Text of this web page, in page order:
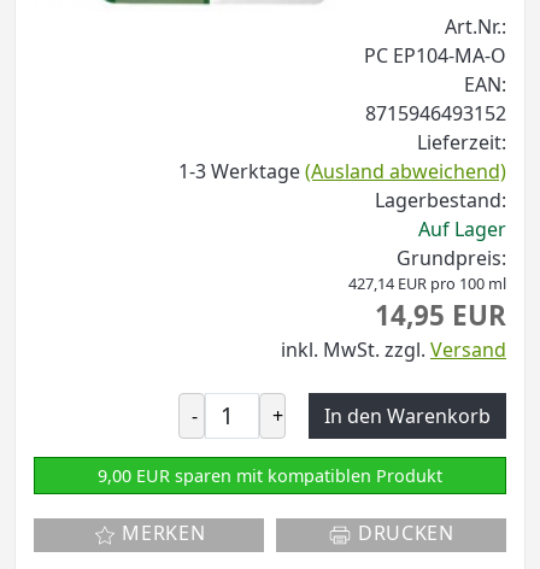
Art.Nr.:
PC EP104-MA-O
EAN:
8715946493152
Lieferzeit:
1-3 Werktage(Ausland abweichend)
Lagerbestand:
Auf Lager
Grundpreis:
427,14 EUR pro 100 ml
14,95 EUR
inkl. MwSt. zzgl. Versand
- + In den Warenkorb
9,00 EUR sparen mit kompatiblen Produkt
MERKEN DRUCKEN